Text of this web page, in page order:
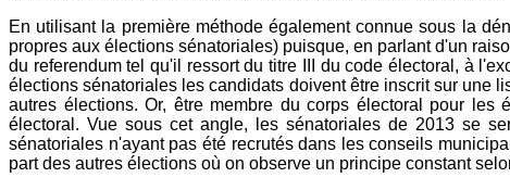
En utilisant la première méthode également connue sous la
propres aux élections sénatoriales) puisque, en parlant d'un
du referendum tel qu'il ressort du titre III du code électoral, à
élections sénatoriales les candidats doivent être inscrit sur une
autres élections. Or, être membre du corps électoral pour
électoral. Vue sous cet angle, les sénatoriales de 2013 se
sénatoriales n'ayant pas été recrutés dans les conseils
part des autres élections où on observe un principe constant